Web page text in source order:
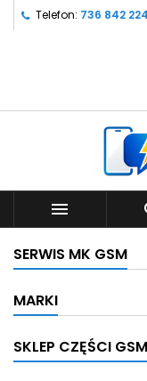
Telefon: 736 842 224

SERWIS MK GSM
MARKI
SKLEP CZĘŚCI